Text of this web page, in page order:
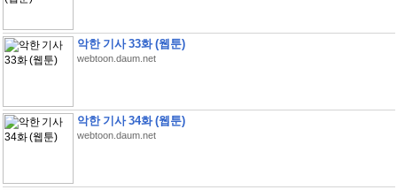
악한 기사 33화 (웹툰)
webtoon.daum.net
악한 기사 34화 (웹툰)
webtoon.daum.net